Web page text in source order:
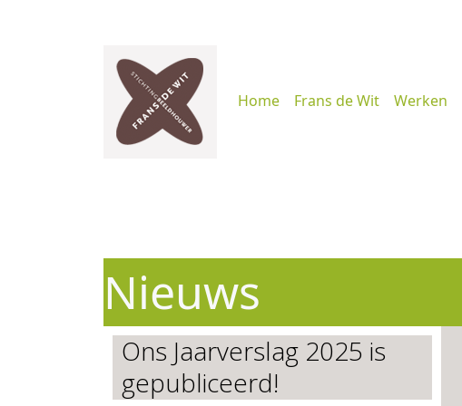
Home Frans de Wit Werken
Nieuws
Ons Jaarverslag 2025 is
gepubliceerd!